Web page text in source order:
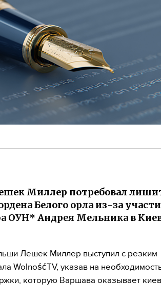
Миллер потребовал
Белого орла из-за
ОУН* Андрея Мельника в
Лешек Миллер выступил с резким
WolnośćTV, указав на
которую Варшава оказывает